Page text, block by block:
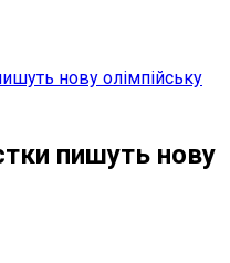
нову олімпійську
пишуть нову